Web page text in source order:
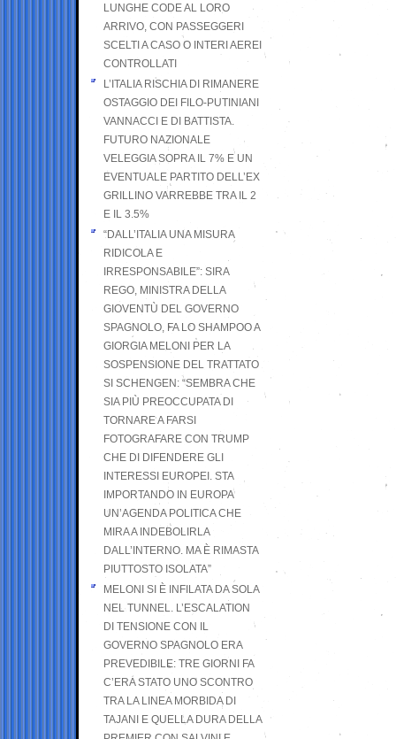
LUNGHE CODE AL LORO
ARRIVO, CON PASSEGGERI
SCELTI A CASO O INTERI AEREI
CONTROLLATI
L’ITALIA RISCHIA DI RIMANERE
OSTAGGIO DEI FILO-PUTINIANI
VANNACCI E DI BATTISTA.
FUTURO NAZIONALE
VELEGGIA SOPRA IL 7% E UN
EVENTUALE PARTITO DELL’EX
GRILLINO VARREBBE TRA IL 2
E IL 3.5%
“DALL’ITALIA UNA MISURA
RIDICOLA E
IRRESPONSABILE”: SIRA
REGO, MINISTRA DELLA
GIOVENTÙ DEL GOVERNO
SPAGNOLO, FA LO SHAMPOO A
GIORGIA MELONI PER LA
SOSPENSIONE DEL TRATTATO
SI SCHENGEN: “SEMBRA CHE
SIA PIÙ PREOCCUPATA DI
TORNARE A FARSI
FOTOGRAFARE CON TRUMP
CHE DI DIFENDERE GLI
INTERESSI EUROPEI. STA
IMPORTANDO IN EUROPA
UN’AGENDA POLITICA CHE
MIRA A INDEBOLIRLA
DALL’INTERNO. MA È RIMASTA
PIUTTOSTO ISOLATA”
MELONI SI È INFILATA DA SOLA
NEL TUNNEL. L’ESCALATION
DI TENSIONE CON IL
GOVERNO SPAGNOLO ERA
PREVEDIBILE: TRE GIORNI FA
C’ERA STATO UNO SCONTRO
TRA LA LINEA MORBIDA DI
TAJANI E QUELLA DURA DELLA